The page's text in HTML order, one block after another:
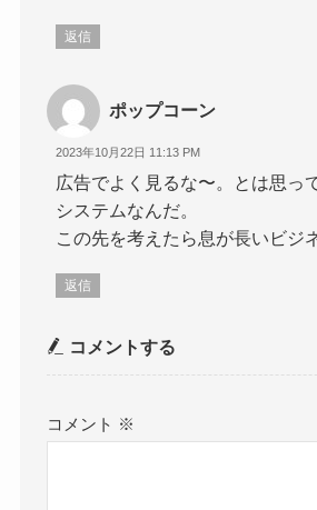
返信
ポップコーン
2023年10月22日 11:13 PM
広告でよく見るな〜。とは思っ
システムなんだ。
この先を考えたら息が長いビジ
返信
コメントする
コメント ※